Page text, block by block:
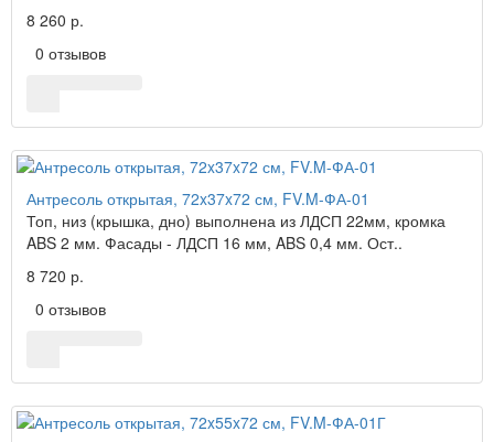
8 260 р.
0 отзывов
Антресоль открытая, 72x37x72 см, FV.M-ФА-01
Топ, низ (крышка, дно) выполнена из ЛДСП 22мм, кромка
ABS 2 мм. Фасады - ЛДСП 16 мм, ABS 0,4 мм. Ост..
8 720 р.
0 отзывов